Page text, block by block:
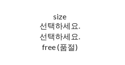
size
선택하세요.
선택하세요.
free (품절)